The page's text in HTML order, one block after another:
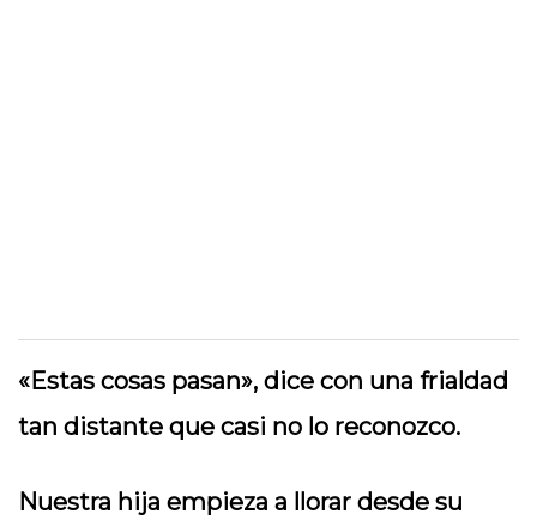
«Estas cosas pasan», dice con una frialdad
tan distante que casi no lo reconozco.
Nuestra hija empieza a llorar desde su